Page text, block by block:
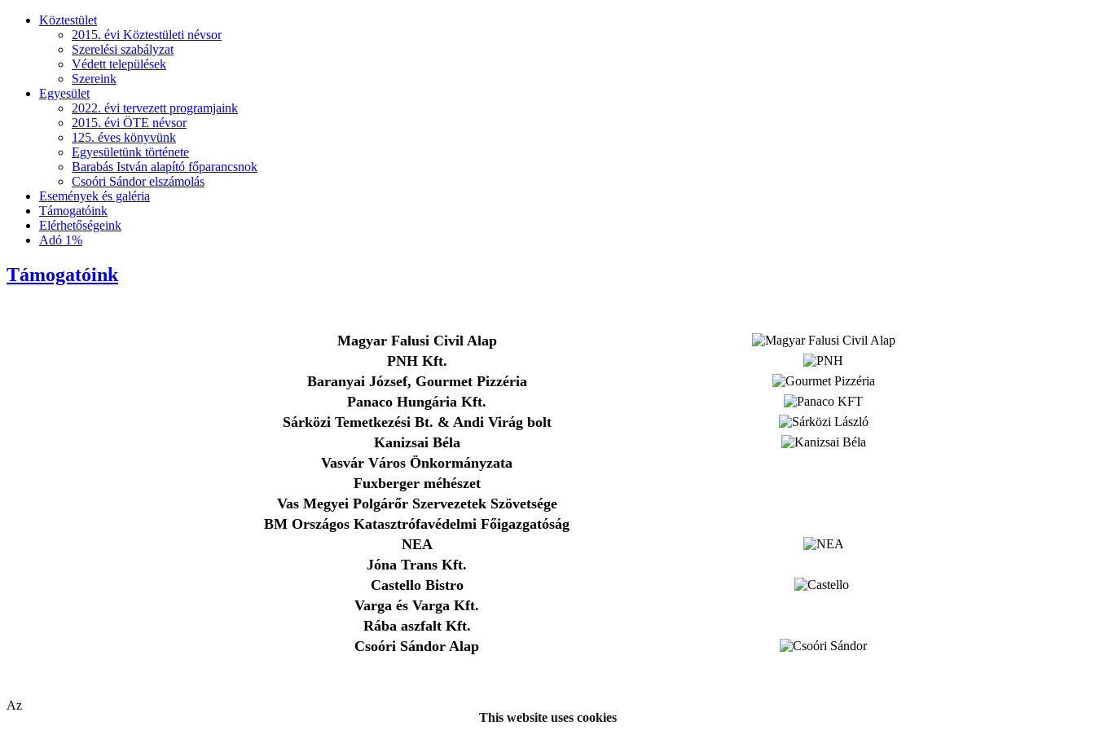
Köztestület
2015. évi Köztestületi névsor
Szerelési szabályzat
Védett települések
Szereink
Egyesület
2022. évi tervezett programjaink
2015. évi ÖTE névsor
125. éves könyvünk
Egyesületünk története
Barabás István alapító főparancsnok
Csoóri Sándor elszámolás
Események és galéria
Támogatóink
Elérhetőségeink
Adó 1%
Támogatóink
Magyar Falusi Civil Alap
PNH Kft.
Baranyai József, Gourmet Pizzéria
Panaco Hungária Kft.
Sárközi Temetkezési Bt. & Andi Virág bolt
Kanizsai Béla
Vasvár Város Önkormányzata
Fuxberger méhészet
Vas Megyei Polgárőr Szervezetek Szövetsége
BM Országos Katasztrófavédelmi Főigazgatóság
NEA
Jóna Trans Kft.
Castello Bistro
Varga és Varga Kft.
Rába aszfalt Kft.
Csoóri Sándor Alap
Az oldalt Nagy Tamás készítette. -2015-
This website uses cookies